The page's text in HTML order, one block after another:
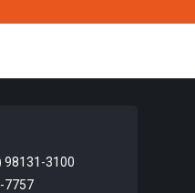
98131-3100
7757